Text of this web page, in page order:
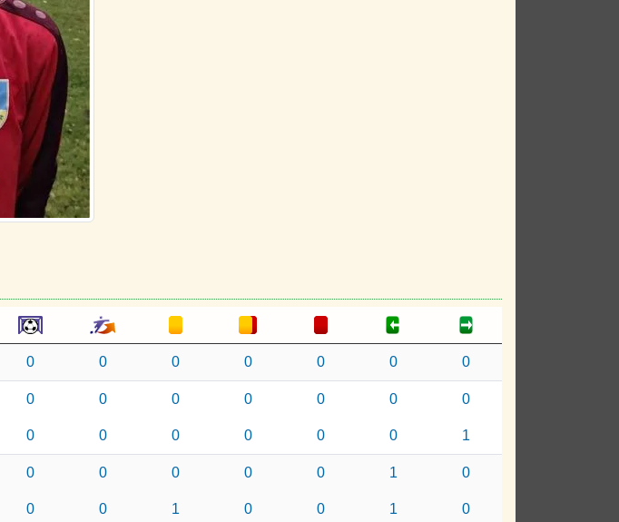
0 0 0 0 0 0 0
0 0 0 0 0 0 0
0 0 0 0 0 0 1
0 0 0 0 0 1 0
0 0 1 0 0 1 0